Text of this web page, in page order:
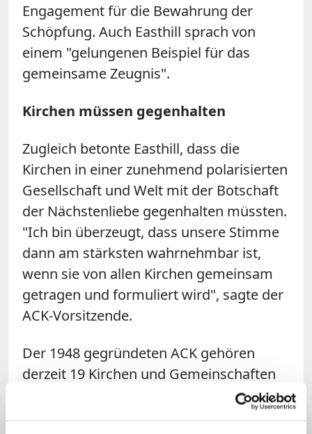
Engagement für die Bewahrung der
Schöpfung. Auch Easthill sprach von
einem "gelungenen Beispiel für das
gemeinsame Zeugnis".
Kirchen müssen gegenhalten
Zugleich betonte Easthill, dass die
Kirchen in einer zunehmend polarisierten
Gesellschaft und Welt mit der Botschaft
der Nächstenliebe gegenhalten müssten.
"Ich bin überzeugt, dass unsere Stimme
dann am stärksten wahrnehmbar ist,
wenn sie von allen Kirchen gemeinsam
getragen und formuliert wird", sagte der
ACK-Vorsitzende.
Der 1948 gegründeten ACK gehören
derzeit 19 Kirchen und Gemeinschaften
an. Im März dieses Jahres wurde mit
Easthill erstmals ein Anglikaner an ihre